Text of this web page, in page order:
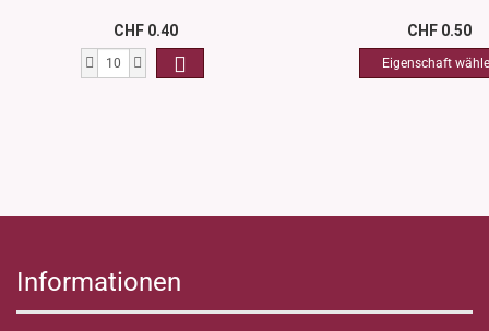
CHF 0.40 CHF 0.50
Informationen